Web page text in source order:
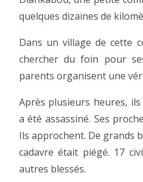
quelques dizaines de
Dans un village de cette
chercher du foin pour
parents organisent une
Après plusieurs heures,
a été assassiné. Ses
Ils approchent. De grands
cadavre était piégé. 17
autres blessés.